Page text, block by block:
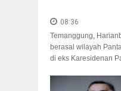
08:36
Temanggung,
berasal wilayah
di eks Karesidenan